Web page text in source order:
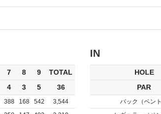
7 8 9
TOTAL
4 3 5 36
388 168 542
3,544
IN
HOLE
PAR
バック（ベント